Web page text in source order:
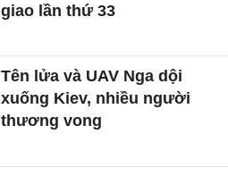
giao lần thứ 33
Tên lửa và UAV Nga dội
xuống Kiev, nhiều người
thương vong